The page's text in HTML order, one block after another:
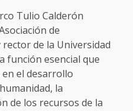
Tulio Calderón
de
rector de la Universidad
función esencial que
en el desarrollo
la
de los recursos de la